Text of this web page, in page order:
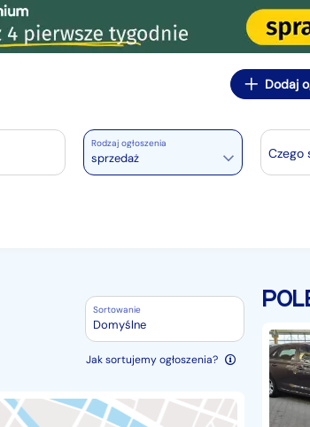
Dodaj
Rodzaj ogłoszenia
sprzedaż Czego
Sortowanie
Domyślne
Jak sortujemy ogłoszenia?
i30
II
OPIS
!!